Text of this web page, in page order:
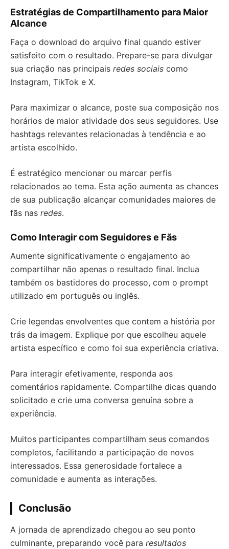
Estratégias de Compartilhamento para Maior
Alcance
Faça o download do arquivo final quando estiver
satisfeito com o resultado. Prepare-se para divulgar
sua criação nas principais redes sociais como
Instagram, TikTok e X.
Para maximizar o alcance, poste sua composição nos
horários de maior atividade dos seus seguidores. Use
hashtags relevantes relacionadas à tendência e ao
artista escolhido.
É estratégico mencionar ou marcar perfis
relacionados ao tema. Esta ação aumenta as chances
de sua publicação alcançar comunidades maiores de
fãs nas redes.
Como Interagir com Seguidores e Fãs
Aumente significativamente o engajamento ao
compartilhar não apenas o resultado final. Inclua
também os bastidores do processo, com o prompt
utilizado em português ou inglês.
Crie legendas envolventes que contem a história por
trás da imagem. Explique por que escolheu aquele
artista específico e como foi sua experiência criativa.
Para interagir efetivamente, responda aos
comentários rapidamente. Compartilhe dicas quando
solicitado e crie uma conversa genuína sobre a
experiência.
Muitos participantes compartilham seus comandos
completos, facilitando a participação de novos
interessados. Essa generosidade fortalece a
comunidade e aumenta as interações.
Conclusão
A jornada de aprendizado chegou ao seu ponto
culminante, preparando você para resultados